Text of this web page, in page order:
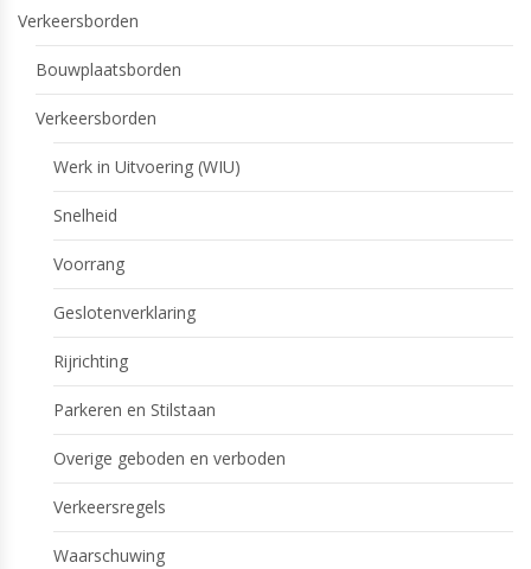
Verkeersborden
Bouwplaatsborden
Verkeersborden
Werk in Uitvoering (WIU)
Snelheid
Voorrang
Geslotenverklaring
Rijrichting
Parkeren en Stilstaan
Overige geboden en verboden
Verkeersregels
Waarschuwing